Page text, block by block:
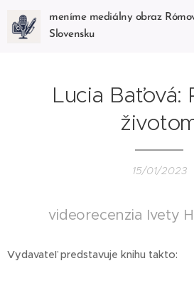
meníme mediálny obraz
Slovensku
Lucia Baťová:
15/01/2023
videorecenzia Ivety
Vydavateľ predstavuje knihu takto: